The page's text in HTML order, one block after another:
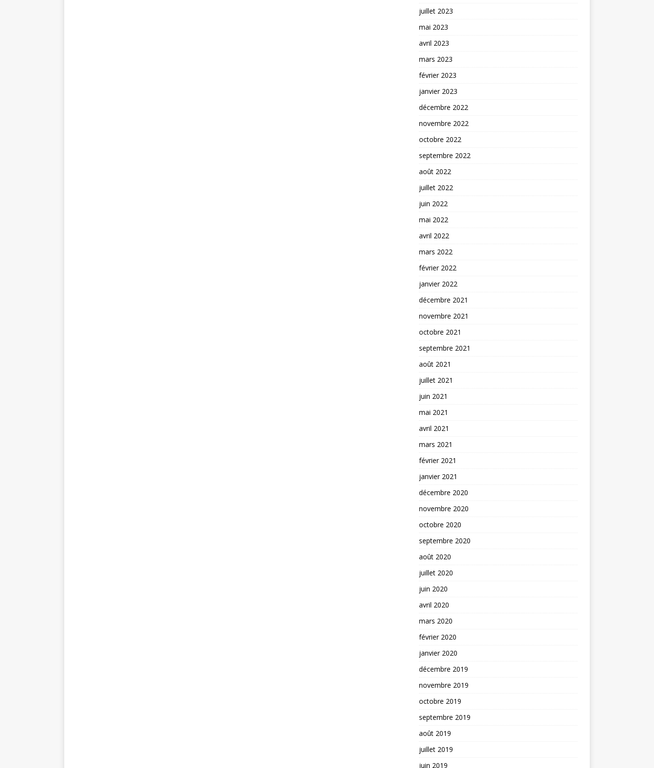
juillet 2023
mai 2023
avril 2023
mars 2023
février 2023
janvier 2023
décembre 2022
novembre 2022
octobre 2022
septembre 2022
août 2022
juillet 2022
juin 2022
mai 2022
avril 2022
mars 2022
février 2022
janvier 2022
décembre 2021
novembre 2021
octobre 2021
septembre 2021
août 2021
juillet 2021
juin 2021
mai 2021
avril 2021
mars 2021
février 2021
janvier 2021
décembre 2020
novembre 2020
octobre 2020
septembre 2020
août 2020
juillet 2020
juin 2020
avril 2020
mars 2020
février 2020
janvier 2020
décembre 2019
novembre 2019
octobre 2019
septembre 2019
août 2019
juillet 2019
juin 2019